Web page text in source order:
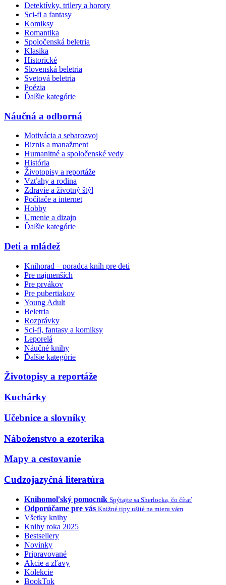
Detektívky, trilery a horory
Sci-fi a fantasy
Komiksy
Romantika
Spoločenská beletria
Klasika
Historické
Slovenská beletria
Svetová beletria
Poézia
Ďalšie kategórie
Náučná a odborná
Motivácia a sebarozvoj
Biznis a manažment
Humanitné a spoločenské vedy
História
Životopisy a reportáže
Vzťahy a rodina
Zdravie a životný štýl
Počítače a internet
Hobby
Umenie a dizajn
Ďalšie kategórie
Deti a mládež
Knihorad – poradca kníh pre deti
Pre najmenších
Pre prvákov
Pre pubertiakov
Young Adult
Beletria
Rozprávky
Sci-fi, fantasy a komiksy
Leporelá
Náučné knihy
Ďalšie kategórie
Životopisy a reportáže
Kuchárky
Učebnice a slovníky
Náboženstvo a ezoterika
Mapy a cestovanie
Cudzojazyčná literatúra
Knihomoľský pomocník Spýtajte sa Sherlocka, čo čítať
Odporúčame pre vás Knižné tipy ušité na mieru vám
Všetky knihy
Knihy roka 2025
Bestsellery
Novinky
Pripravované
Akcie a zľavy
Kolekcie
BookTok